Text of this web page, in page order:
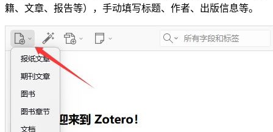
籍、文章、报告等），手动填写标题、作者、出版信息等。